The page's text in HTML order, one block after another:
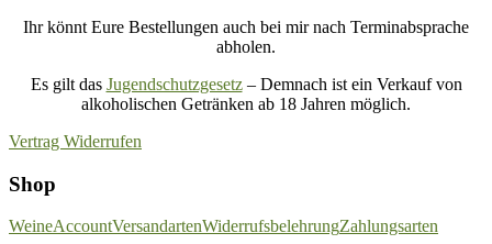
Ihr könnt Eure Bestellungen auch bei mir nach Terminabsprache
abholen.
Es gilt das Jugendschutzgesetz– Demnach ist ein Verkauf von
alkoholischen Getränken ab 18 Jahren möglich.
Vertrag Widerrufen
Shop
WeineAccountVersandartenWiderrufsbelehrungZahlungsarten